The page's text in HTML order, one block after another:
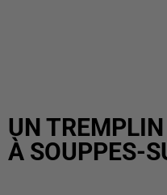
UN
À SOUPPES-